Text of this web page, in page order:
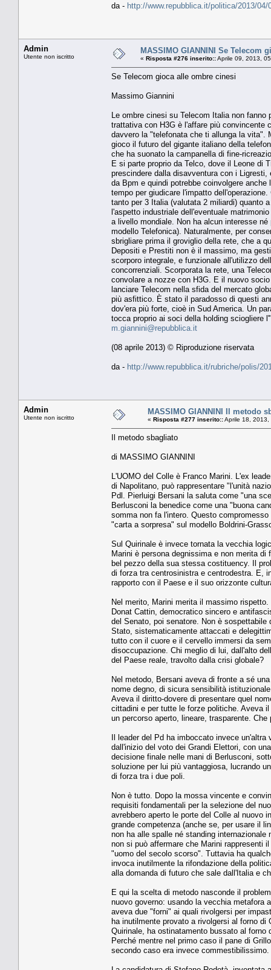
da - http://www.repubblica.it/politica/2013/
Admin
Utente non iscritto
MASSIMO GIANNINI Se Telecom
« Risposta #276 inserito::Aprile 09, 2013,
Se Telecom gioca alle ombre cinesi
Massimo Giannini
Le ombre cinesi su Telecom Italia non
trattativa con H3G è l'affare più convincente
davvero la "telefonata che ti allunga la
gioco il futuro del gigante italiano della
che ha suonato la campanella di fine-
E si parte proprio da Telco, dove il Leone di
prescindere dalla disavventura con i
da Bpm e quindi potrebbe coinvolgere
tempo per giudicare l'impatto
tanto per 3 Italia (valutata 2 miliardi) quanto
l'aspetto industriale dell'eventuale
a livello mondiale. Non ha alcun interesse
modello Telefonica). Naturalmente, per
sbrigliare prima il groviglio della rete, che a
Depositi e Prestiti non è il massimo, ma
scorporo integrale, e funzionale all'utilizzo
concorrenziali. Scorporata la rete, una
convolare a nozze con H3G. E il nuovo
lanciare Telecom nella sfida del mercato
più asfittico. È stato il paradosso di questi
dov'era più forte, cioè in Sud America. Un
tocca proprio ai soci della holding sciogliere
m.giannini@repubblica.it
(08 aprile 2013) © Riproduzione riservata
da - http://www.repubblica.it/rubriche/polis/
Admin
Utente non iscritto
MASSIMO GIANNINI Il metodo
« Risposta #277 inserito::Aprile 18,
Il metodo sbagliato
di MASSIMO GIANNINI
L'UOMO del Colle è Franco Marini. L'ex
di Napolitano, può rappresentare "l'unità
Pdl. Pierluigi Bersani la saluta come "una
Berlusconi la benedice come una "buona
somma non fa l'intero. Questo
"carta a sorpresa" sul modello Boldrini-
Sul Quirinale è invece tornata la vecchia
Marini è persona degnissima e non merita
bel pezzo della sua stessa costituency. Il
di forza tra centrosinistra e centrodestra. E,
rapporto con il Paese e il suo orizzonte
Nel merito, Marini merita il massimo
Donat Cattin, democratico sincero e
del Senato, poi senatore. Non è
Stato, sistematicamente attaccati e
tutto con il cuore e il cervello immersi da
disoccupazione. Chi meglio di lui, dall'alto
del Paese reale, travolto dalla crisi globale?
Nel metodo, Bersani aveva di fronte a sé
nome degno, di sicura sensibilità
Aveva il diritto-dovere di presentare quel
cittadini e per tutte le forze politiche. Aveva
un percorso aperto, lineare, trasparente.
Il leader del Pd ha imboccato invece
dall'inizio del voto dei Grandi Elettori, con
decisione finale nelle mani di Berlusconi,
soluzione per lui più vantaggiosa, lucrando
di forza tra i due poli.
Non è tutto. Dopo la mossa vincente e
requisiti fondamentali per la selezione del
avrebbero aperto le porte del Colle al nuovo
grande competenza (anche se, per usare il
non ha alle spalle né standing
non si può affermare che Marini rappresenti
"uomo del secolo scorso". Tuttavia ha
invoca inutilmente la rifondazione della
alla domanda di futuro che sale dall'Italia e
E qui la scelta di metodo nasconde il
nuovo governo: usando la vecchia metafora
aveva due "forni" ai quali rivolgersi per
ha inutilmente provato a rivolgersi al forno
Quirinale, ha ostinatamento bussato al
Perché mentre nel primo caso il pane di
secondo caso era invece commestibilissimo.